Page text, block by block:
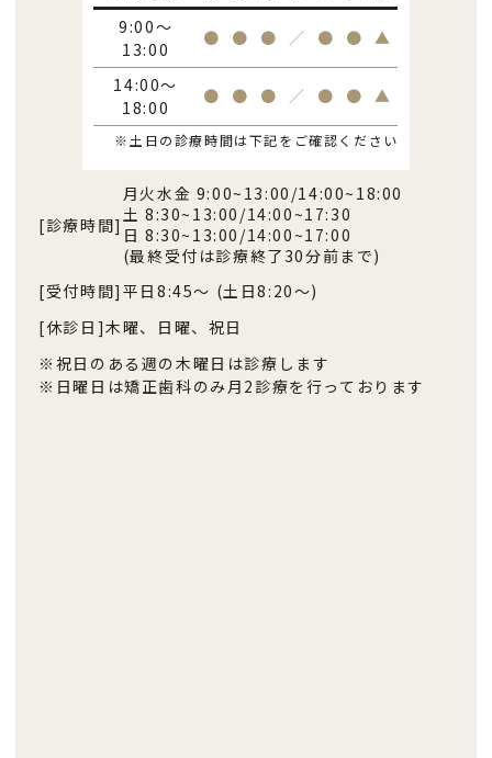
9:00～
13:00
● ● ● ／ ● ● ▲
14:00～
18:00
● ● ● ／ ● ● ▲
※土日の診療時間は下記をご確認ください
[診療時間]
月火水金 9:00~13:00/14:00~18:00
土 8:30~13:00/14:00~17:30
日 8:30~13:00/14:00~17:00
(最終受付は診療終了30分前まで)
[受付時間] 平日8:45〜 (土日8:20〜)
[休診日]木曜、日曜、祝日
※祝日のある週の木曜日は診療します
※日曜日は矯正歯科のみ月2診療を行っております